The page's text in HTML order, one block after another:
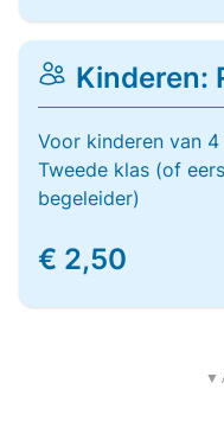
Kinderen:
Voor kinderen van 4
Tweede klas (of
begeleider)
€ 2,50
▼